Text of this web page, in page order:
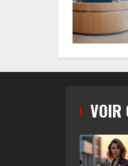
VOIR